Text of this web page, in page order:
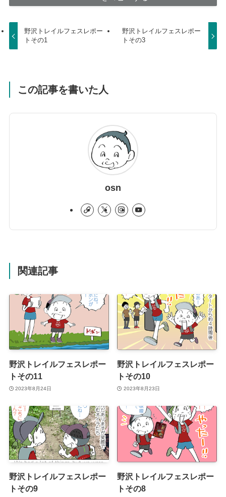
野沢トレイルフェスレポー
トその1
野沢トレイルフェスレポー
トその3
この記事を書いた人
osn
関連記事
野沢トレイルフェスレポー
トその11
2023年8月24日
野沢トレイルフェスレポー
トその10
2023年8月23日
野沢トレイルフェスレポー
トその9
野沢トレイルフェスレポー
トその8